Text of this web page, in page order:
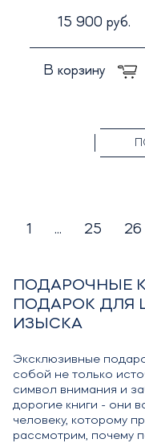
15 900 руб.
В корзину
1 ... 25 26
ПОДАРОЧНЫЕ
ПОДАРОК ДЛЯ
ИЗЫСКА
Эксклюзивные
собой не только
символ внимания и
дорогие книги - они
человеку, которому
рассмотрим, почему